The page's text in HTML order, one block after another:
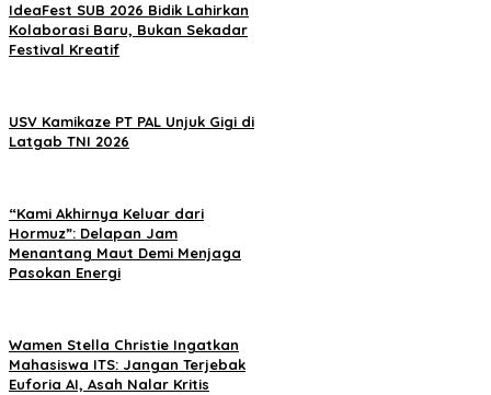
IdeaFest SUB 2026 Bidik Lahirkan
Kolaborasi Baru, Bukan Sekadar
Festival Kreatif
USV Kamikaze PT PAL Unjuk Gigi di
Latgab TNI 2026
“Kami Akhirnya Keluar dari
Hormuz”: Delapan Jam
Menantang Maut Demi Menjaga
Pasokan Energi
Wamen Stella Christie Ingatkan
Mahasiswa ITS: Jangan Terjebak
Euforia AI, Asah Nalar Kritis